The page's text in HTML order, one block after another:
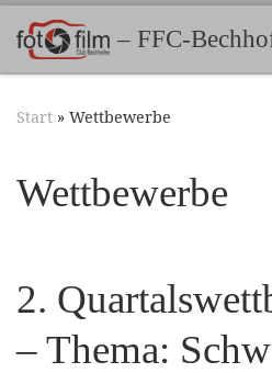
Zum Inhalt springen
– FFC-
Start » Wettbewerbe
Wettbewerbe
2.
– Thema: